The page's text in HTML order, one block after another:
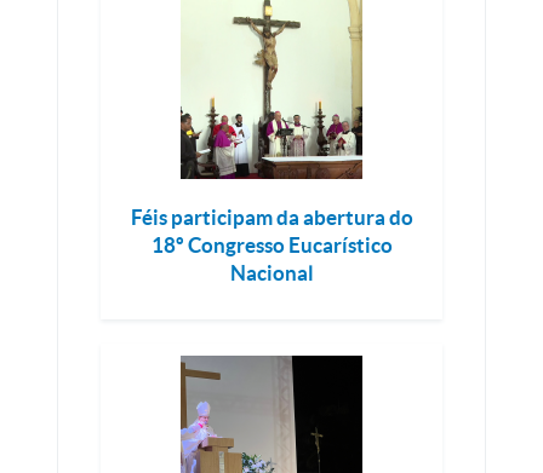
Féis participam da abertura do
18º Congresso Eucarístico
Nacional